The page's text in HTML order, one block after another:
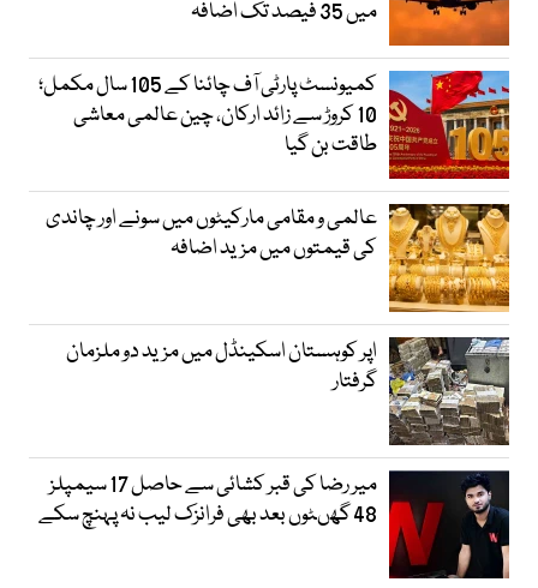
میں 35 فیصد تک اضافہ
کمیونسٹ پارٹی آف چائنا کے 105 سال مکمل؛
10 کروڑ سے زائد ارکان، چین عالمی معاشی
طاقت بن گیا
عالمی و مقامی مارکیٹوں میں سونے اور چاندی
کی قیمتوں میں مزید اضافہ
اپر کوہستان اسکینڈل میں مزید دو ملزمان
گرفتار
میر رضا کی قبر کشائی سے حاصل 17 سیمپلز
48 گھںٹوں بعد بھی فرانزک لیب نہ پہنچ سکے